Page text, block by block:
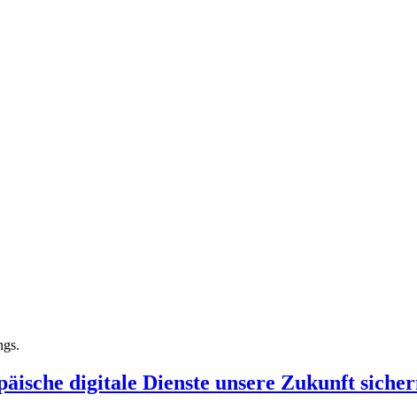
digitale Dienste unsere Zukunft